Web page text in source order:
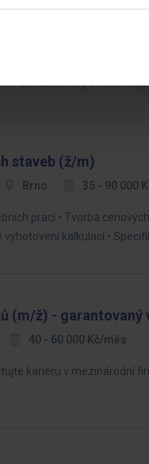
tisku (ž/m)
na tisk se
člověka, který se orientuje
staveb (ž/m)
Brno 35 - 90 000
prací • Tvorba
kalkulací •
(m/ž) - garantovaný
40 - 60 000 Kč/měs
kariéru v mezinárodní